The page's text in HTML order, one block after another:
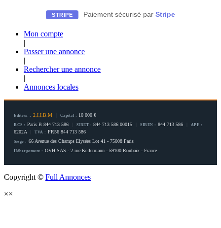
STRIPE Paiement sécurisé par Stripe
Mon compte
|
Passer une annonce
|
Rechercher une annonce
|
Annonces locales
Éditeur : 2.I.I.B.M Capital : 10 000 €
RCS : Paris B 844 713 586 SIRET : 844 713 586 00015 SIREN : 844 713 586 APE :
6202A TVA : FR56 844 713 586
Siège : 66 Avenue des Champs Elysées Lot 41 - 75008 Paris
Hébergement : OVH SAS - 2 rue Kellermann - 59100 Roubaix - France
Copyright © Full Annonces
××